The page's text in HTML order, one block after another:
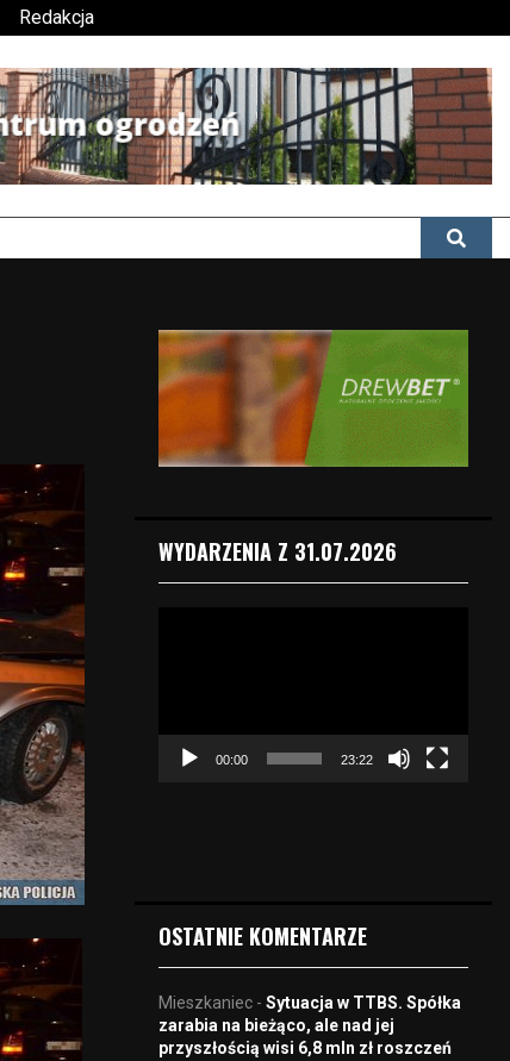
Redakcja
WYDARZENIA Z 31.07.2026
e
o
00:00 23:22
OSTATNIE KOMENTARZE
Mieszkaniec - Sytuacja w TTBS. Spółka
zarabia na bieżąco, ale nad jej
przyszłością wisi 6,8 mln zł roszczeń